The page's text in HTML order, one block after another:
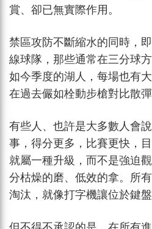
賞、卻已無實際作用。
禁區攻防不斷縮水的同時，
線球隊，那些通常在三分球
如今季度的湖人，每場也有
在過去儼如栓動步槍對比散
有些人、也許是大多數人會
事，得分更多，比賽更快，
就屬一種升級，而不是強迫
分枯燥的磨、低效的拿。所
淘汰，就像打字機讓位於鍵